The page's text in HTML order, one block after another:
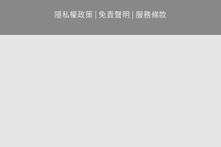
隱私權政策 | 免責聲明 | 服務條款